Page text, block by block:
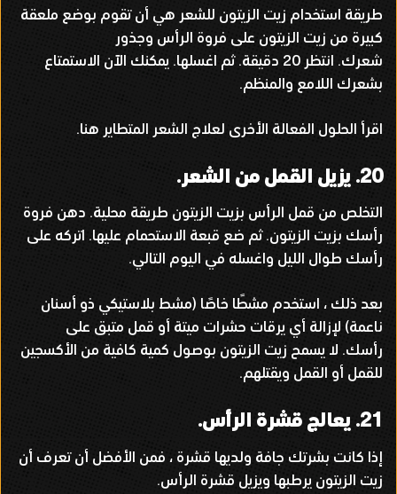
طريقة استخدام زيت الزيتون للشعر هي أن تقوم بوضع ملعقة
كبيرة من زيت الزيتون على فروة الرأس وجذور
شعرك. انتظر 20 دقيقة.ثم اغسلها. يمكنك الآن الاستمتاع
بشعرك اللامع والمنظم.
اقرأ الحلول الفعالة الأخرى لعلاج الشعر المتطاير هنا.
20. يزيل القمل من الشعر.
التخلص من قمل الرأس بزيت الزيتون طريقة محلية. دهن فروة
رأسك بزيت الزيتون.ثم ضع قبعة الاستحمام عليها. اتركه على
رأسك طوال الليل واغسله في اليوم التالي.
بعد ذلك ، استخدم مشطًا خاصًا (مشط بلاستيكي ذو أسنان
ناعمة) لإزالة أي يرقات حشرات ميتة أو قمل متبق على
رأسك. لا يسمح زيت الزيتون بوصول كمية كافية من الأكسجين
للقمل أو القمل ويقتلهم.
21. يعالج قشرة الرأس.
إذا كانت بشرتك جافة ولديها قشرة ، فمن الأفضل أن تعرف أن
زيت الزيتون يرطبها ويزيل قشرة الرأس.